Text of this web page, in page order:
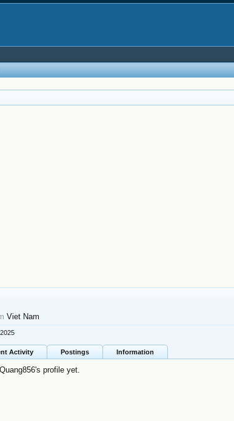
Viet Nam
Activity Postings Information
profile yet.